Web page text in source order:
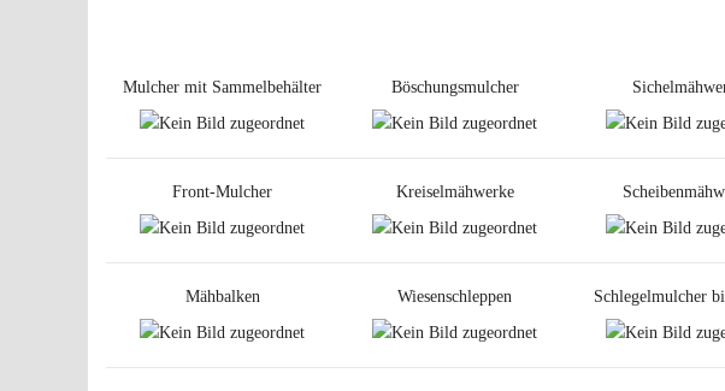
Mulcher mit Sammelbehälter Böschungsmulcher
Front-Mulcher Kreiselmähwerke
Mähbalken Wiesenschleppen Schlegelmulcher